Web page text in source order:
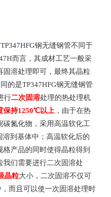
TP347HFG钢无缝钢管不同于
而言，其成材工艺一般采
固溶处理即可，最终其晶粒
的是TP347HFG钢无缝钢管
行二次固溶处理的热处理机
保持1250℃以上 ，由于在热
碳氮化物，采用高温软化工
到基体中；高温软化后的
产品的同时使得晶粒得到
我们需要进行二次固溶处
晶粒大小，二次固溶不仅可
而且可以使一次固溶处理时